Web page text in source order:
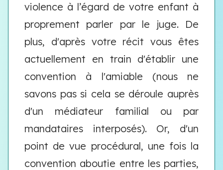
violence à l’égard de votre enfant à
proprement parler par le juge. De
plus, d'après votre récit vous êtes
actuellement en train d'établir une
convention à l'amiable (nous ne
savons pas si cela se déroule auprès
d'un médiateur familial ou par
mandataires interposés). Or, d'un
point de vue procédural, une fois la
convention aboutie entre les parties,